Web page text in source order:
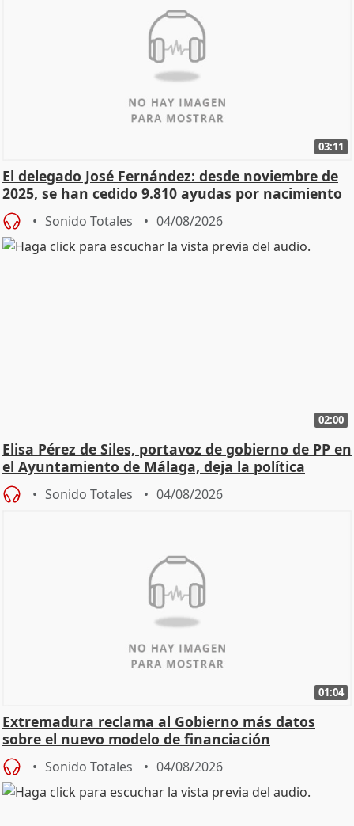
03:11
El delegado José Fernández: desde noviembre de
2025, se han cedido 9.810 ayudas por nacimiento
Sonido Totales 04/08/2026
02:00
Elisa Pérez de Siles, portavoz de gobierno de PP en
el Ayuntamiento de Málaga, deja la política
Sonido Totales 04/08/2026
01:04
Extremadura reclama al Gobierno más datos
sobre el nuevo modelo de financiación
Sonido Totales 04/08/2026